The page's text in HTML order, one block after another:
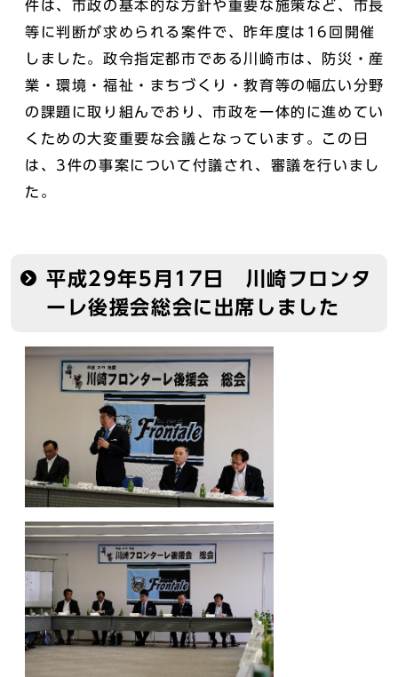
件は、市政の基本的な方針や重要な施策など、市長
等に判断が求められる案件で、昨年度は16回開催
しました。政令指定都市である川崎市は、防災・産
業・環境・福祉・まちづくり・教育等の幅広い分野
の課題に取り組んでおり、市政を一体的に進めてい
くための大変重要な会議となっています。この日
は、3件の事案について付議され、審議を行いまし
た。
平成29年5月17日 川崎フロンタ
ーレ後援会総会に出席しました